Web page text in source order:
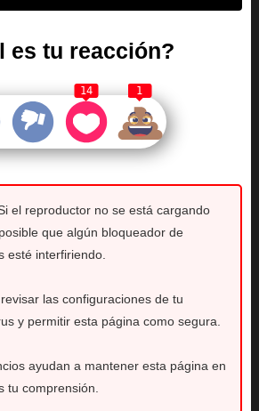
es tu reacción?
14 1
el reproductor no se está cargando
que algún bloqueador de
esté interfiriendo.
las configuraciones de tu
y permitir esta página como segura.
ayudan a mantener esta página en
tu comprensión.